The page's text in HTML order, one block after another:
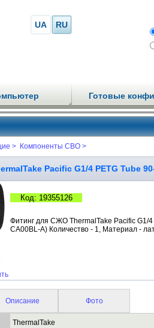
UA RU
Готовые
> Компоненты СВО >
Pacific G1/4 PETG Tube
Код: 19355126
Фитинг для СЖО ThermalTake Pacific G1/
CA00BL-A) Количество - 1, Материал -
Описание Фото
ThermalTake